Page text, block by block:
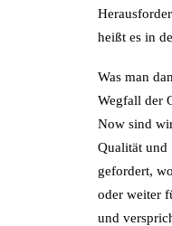
heißt es in
Was man
Wegfall der
Now sind
Qualität und
gefordert,
oder weiter
und